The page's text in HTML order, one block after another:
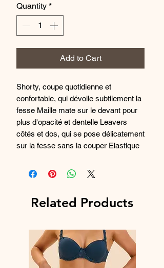
Quantity *
Add to Cart
Shorty, coupe quotidienne et
confortable, qui dévoile subtilement la
fesse Maille mate sur le devant pour
plus d'opacité et dentelle Leavers
côtés et dos, qui se pose délicatement
sur la fesse sans la couper Elastique
avec bijou "C" Evidé triangle au dos,
orné d'un élastique et d'un bijou Fond
pour plus d'opacité Dentelle Leavers
côtés et dos, la dentelle se pose
délicatement sur la fesse sans la
couper Elastique à la taille Devant
Related Products